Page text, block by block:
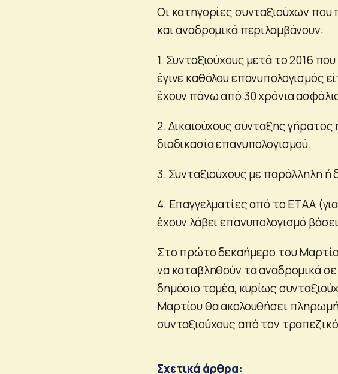
Οι κατηγορίες συνταξιούχων
και αναδρομικά περιλαμβάνουν:
1. Συνταξιούχους μετά το 2016
έγινε καθόλου επανυπολογισμός
έχουν πάνω από 30 χρόνια
2. Δικαιούχους σύνταξης
διαδικασία επανυπολογισμού.
3. Συνταξιούχους με παράλληλη ή
4. Επαγγελματίες από το ΕΤΑΑ
έχουν λάβει επανυπολογισμό
Στο πρώτο δεκαήμερο του
να καταβληθούν τα αναδρομικά
δημόσιο τομέα, κυρίως
Μαρτίου θα ακολουθήσει
συνταξιούχους από τον
Σχετικά άρθρα: